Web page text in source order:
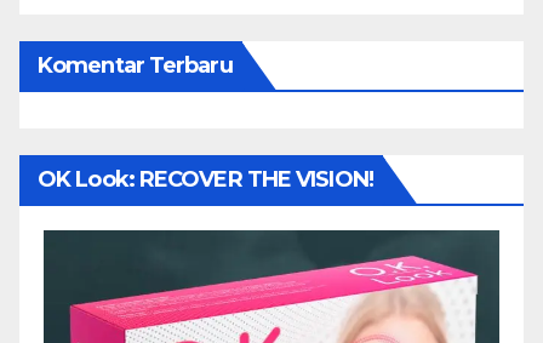
Komentar Terbaru
OK Look: RECOVER THE VISION!